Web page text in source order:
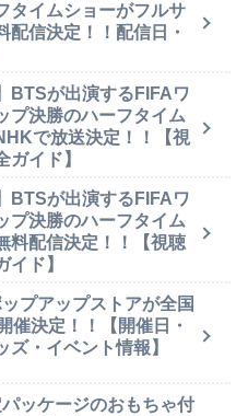
タイムショーがフルサ
配信決定！！配信日・
BTSが出演するFIFAワ
プ決勝のハーフタイム
で放送決定！！【視
ガイド】
BTSが出演するFIFAワ
プ決勝のハーフタイム
料配信決定！！【視聴
イド】
プアップストアが全国
催決定！！【開催日・
ズ・イベント情報】
ッケージのおもちゃ付